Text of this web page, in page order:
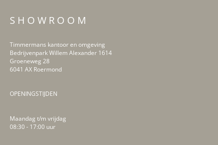
S H O W R O O M
Timmermans kantoor en omgeving
Bedrijvenpark Willem Alexander 1614
Groeneweg 28
6041 AX Roermond
OPENINGSTIJDEN
Maandag t/m vrijdag
08:30 - 17:00 uur